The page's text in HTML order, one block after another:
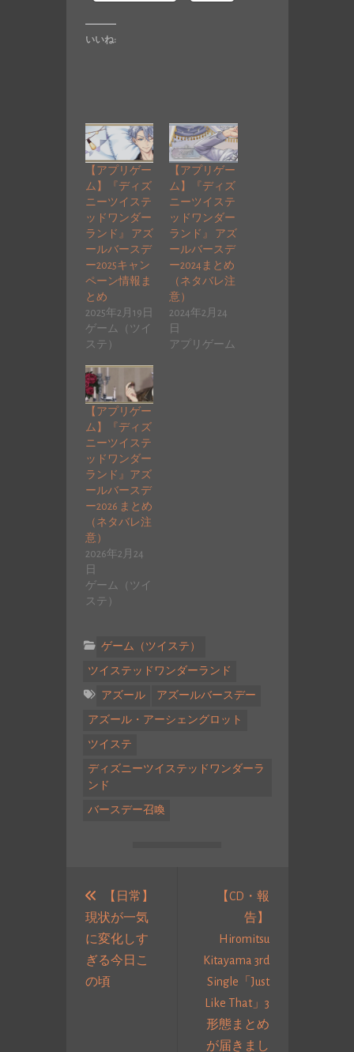
いいね:
【アプリゲー
ム】『ディズ
ニーツイステ
ッドワンダー
ランド』 アズ
ールバースデ
ー2025キャン
ペーン情報ま
とめ
2025年2月19日
ゲーム（ツイ
ステ）
【アプリゲー
ム】『ディズ
ニーツイステ
ッドワンダー
ランド』 アズ
ールバースデ
ー2024まとめ
（ネタバレ注
意）
2024年2月24
日
アプリゲーム
【アプリゲー
ム】『ディズ
ニーツイステ
ッドワンダー
ランド』アズ
ールバースデ
ー2026 まとめ
（ネタバレ注
意）
2026年2月24
日
ゲーム（ツイ
ステ）
ゲーム（ツイステ）
ツイステッドワンダーランド
アズール アズールバースデー
アズール・アーシェングロット
ツイステ
ディズニーツイステッドワンダーラ
ンド
バースデー召喚
【日常】
現状が一気
に変化しす
ぎる今日こ
の頃過
【CD・報
告】
Hiromitsu
Kitayama 3rd
Single「Just
Like That」3
形態まとめ
が届きまし